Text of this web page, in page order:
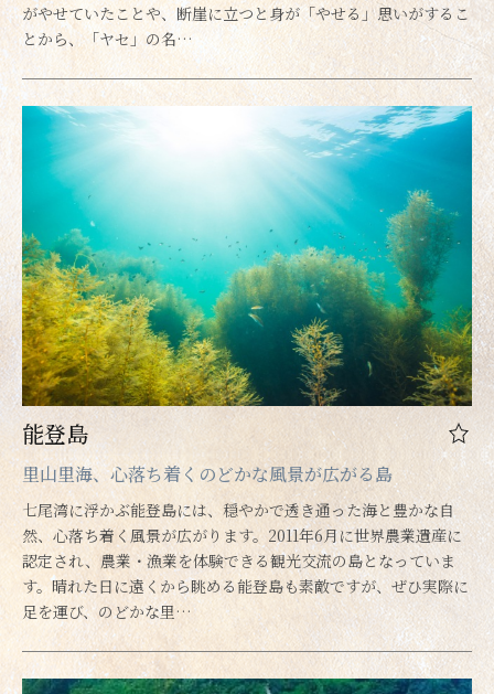
がやせていたことや、断崖に立つと身が「やせる」思いがするこ
とから、「ヤセ」の名…
能登島
里山里海、心落ち着くのどかな風景が広がる島
七尾湾に浮かぶ能登島には、穏やかで透き通った海と豊かな自
然、心落ち着く風景が広がります。2011年6月に世界農業遺産に
認定され、農業・漁業を体験できる観光交流の島となっていま
す。晴れた日に遠くから眺める能登島も素敵ですが、ぜひ実際に
足を運び、のどかな里…